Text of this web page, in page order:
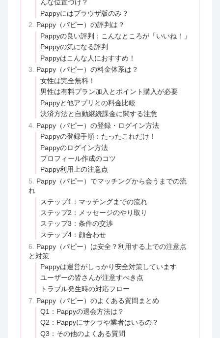
んな位置づけ？
Pappyにはブラウザ版のみ？
Pappy（パピー）の評判は？
Pappyの良い評判：こんなところが「いいね！」
Pappyの気になる評判
Pappyはこんな人におすすめ！
Pappy（パピー）の料金体系は？
女性は完全無料！
男性は有料プラン加入とポイント購入が必要
Pappyと他アプリとの料金比較
決済方法と自動継続課金に関する注意
Pappy（パピー）の登録・ログイン方法
Pappyの登録手順：たったこれだけ！
Pappyのログイン方法
プロフィール作成のコツ
Pappy利用上の注意点
Pappy（パピー）でマッチングから会うまでの流
れ
ステップ1：マッチングまでの流れ
ステップ2：メッセージのやり取り
ステップ3：条件の交渉
ステップ4：顔合わせ
Pappy（パピー）は安全？利用する上での注意点
と対策
Pappyは運営がしっかり安全対策しています
ユーザーの皆さんが注意すべき点
トラブル発生時の対応フロー
Pappy（パピー）のよくある質問まとめ
Q1：Pappyの退会方法は？
Q2：Pappyにサクラや業者はいるの？
Q3：その他のよくある質問